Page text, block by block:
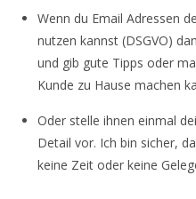
Wenn du Email Adressen
nutzen kannst (DSGVO)
und gib gute Tipps oder
Kunde zu Hause machen
Oder stelle ihnen einmal
Detail vor. Ich bin sicher,
keine Zeit oder keine